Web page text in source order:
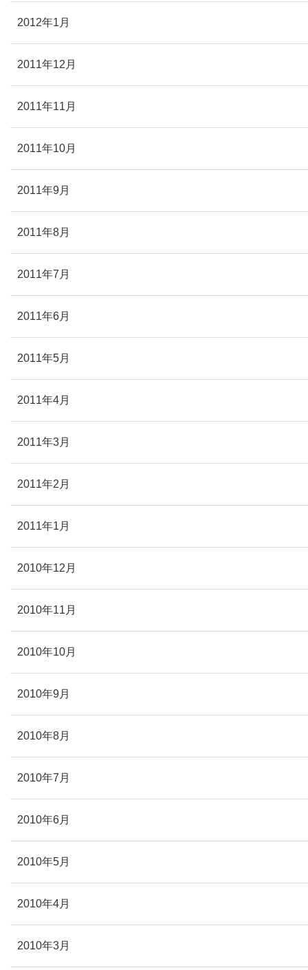
2012年1月
2011年12月
2011年11月
2011年10月
2011年9月
2011年8月
2011年7月
2011年6月
2011年5月
2011年4月
2011年3月
2011年2月
2011年1月
2010年12月
2010年11月
2010年10月
2010年9月
2010年8月
2010年7月
2010年6月
2010年5月
2010年4月
2010年3月